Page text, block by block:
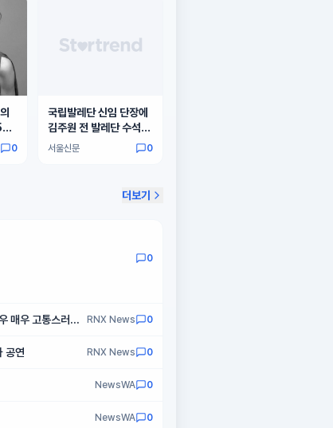
0
국립발레단 신임 단장에
김주원 전 발레단 수석무
용수
서울신문 0
더보기
0
매우 고통스러웠
RNX News 0
공연 RNX News 0
NewsWA 0
NewsWA 0